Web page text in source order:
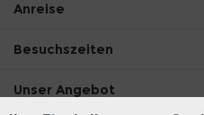
Anreise
Besuchszeiten
Unser Angebot